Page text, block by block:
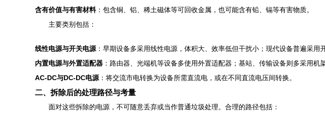
含有价值与有害材料：包含铜、铝、稀土磁体等可回收金属，也可能含有铅、镉等有害物质。
主要类别包括：
线性电源与开关电源 ：早期设备多采用线性电源，体积大、效率低但干扰小；现代设备普遍采用
内置电源与外置适配器 ：路由器、光端机等设备多使用外置适配器；基站、传输设备则多采用机
AC-DC与DC-DC电源 ：将交流市电转换为设备所需直流电，或在不同直流电压间转换。
二、拆除后的处理路径与考量
面对这些拆除的电源，不可随意丢弃或当作普通垃圾处理。合理的路径包括：